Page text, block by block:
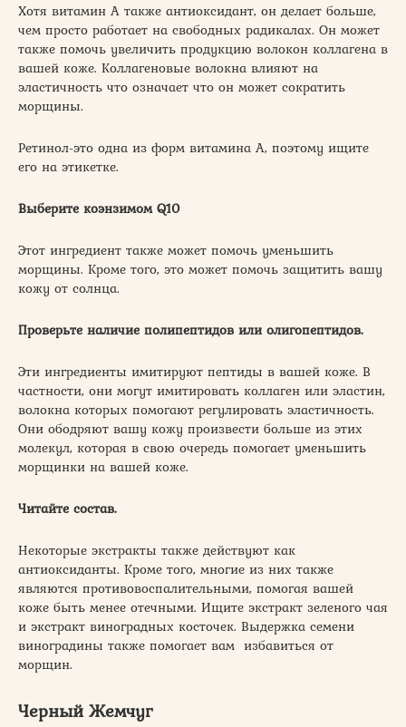
Хотя витамин А также антиоксидант, он делает больше,
чем просто работает на свободных радикалах. Он может
также помочь увеличить продукцию волокон коллагена в
вашей коже. Коллагеновые волокна влияют на
эластичность что означает что он может сократить
морщины.
Ретинол-это одна из форм витамина А, поэтому ищите
его на этикетке.
Выберите коэнзимом Q10
Этот ингредиент также может помочь уменьшить
морщины. Кроме того, это может помочь защитить вашу
кожу от солнца.
Проверьте наличие полипептидов или олигопептидов.
Эти ингредиенты имитируют пептиды в вашей коже. В
частности, они могут имитировать коллаген или эластин,
волокна которых помогают регулировать эластичность.
Они ободряют вашу кожу произвести больше из этих
молекул, которая в свою очередь помогает уменьшить
морщинки на вашей коже.
Читайте состав.
Некоторые экстракты также действуют как
антиоксиданты. Кроме того, многие из них также
являются противовоспалительными, помогая вашей
коже быть менее отечными. Ищите экстракт зеленого чая
и экстракт виноградных косточек. Выдержка семени
виноградины также помогает вам избавиться от
морщин.
Черный Жемчуг